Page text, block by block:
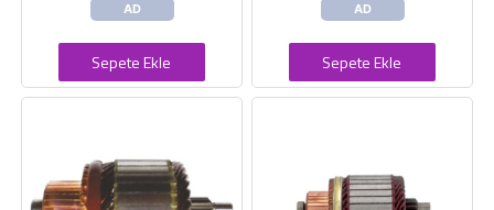
AD
Sepete Ekle
AD
Sepete Ekle